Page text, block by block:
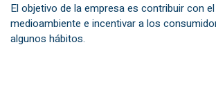
El objetivo de la empresa es contribuir con
medioambiente e incentivar a los
algunos hábitos.